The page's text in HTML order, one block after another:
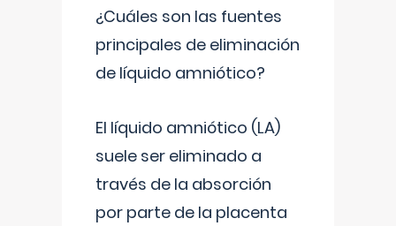
¿Cuáles son las fuentes
principales de eliminación
de líquido amniótico?
El líquido amniótico (LA)
suele ser eliminado a
través de la absorción
por parte de la placenta